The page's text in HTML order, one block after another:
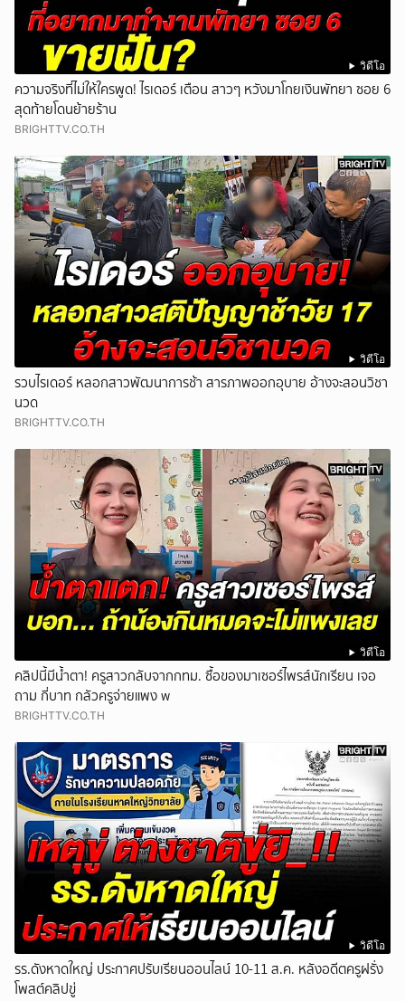
วิดีโอ
ความจริงที่ไม่ให้ใครพูด! ไรเดอร์ เตือน สาวๆ หวังมาโกยเงินพัทยา ซอย 6
สุดท้ายโดนย้ายร้าน
BRIGHTTV.CO.TH
วิดีโอ
รวบไรเดอร์ หลอกสาวพัฒนาการช้า สารภาพออกอุบาย อ้างจะสอนวิชา
นวด
BRIGHTTV.CO.TH
วิดีโอ
คลิปนี้มีน้ำตา! ครูสาวกลับจากกทม. ซื้อของมาเซอร์ไพรส์นักเรียน เจอ
ถาม กี่บาท กลัวครูจ่ายแพง w
BRIGHTTV.CO.TH
วิดีโอ
รร.ดังหาดใหญ่ ประกาศปรับเรียนออนไลน์ 10-11 ส.ค. หลังอดีตครูฝรั่ง
โพสต์คลิปขู่